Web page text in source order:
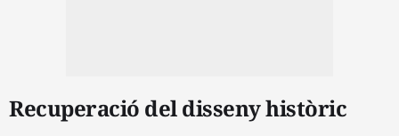
Recuperació del disseny històric